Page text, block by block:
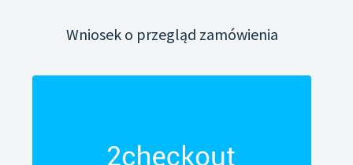
Wniosek o przegląd zamówienia